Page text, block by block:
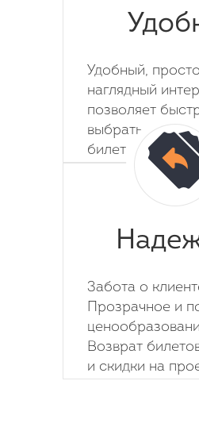
Удобный,
наглядный
позволяет
выбрать место
билет на
Забота о
Прозрачное и
Возврат
и скидки на